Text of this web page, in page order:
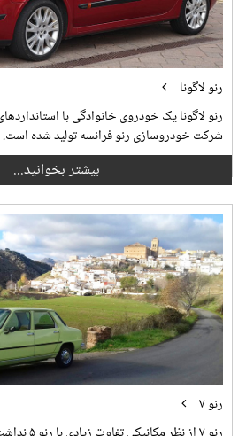
رنو لاگونا
رنو لاگونا یک خودروی خانوادگی با
شرکت خودروسازی رنو فرانسه تولید شده است.
بیشتر بخوانید...
رنو ۷